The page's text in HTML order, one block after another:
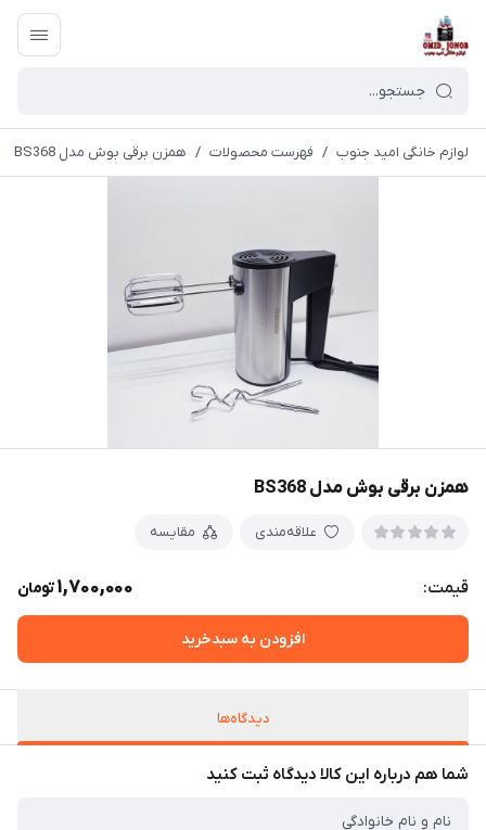
لوازم خانگی امید جنوب / فهرست محصولات / همزن برقی بوش مدل BS368
همزن برقی بوش مدل BS368
علاقه‌مندی مقایسه
قیمت: 1,700,000تومان
افزودن به سبدخرید
دیدگاه‌ها
شما هم درباره این کالا دیدگاه ثبت کنید